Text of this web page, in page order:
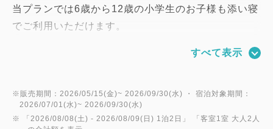
当プランでは6歳から12歳の小学生のお子様も添い寝
でご利用いただけます。
ックスツインルームでベッド幅120cm、さらにダブ
り、小学生の添い寝でもゆったりとお寛ぎいただけま
すべて表示
※販売期間：2026/05/15(金)~ 2026/09/30(水) ・ 宿泊対象期間：
2026/07/01(水)~ 2026/09/30(水)
※ 「 2026/08/08(土) - 2026/08/09(日) 1泊2日 」 「 客室1室 大人2人